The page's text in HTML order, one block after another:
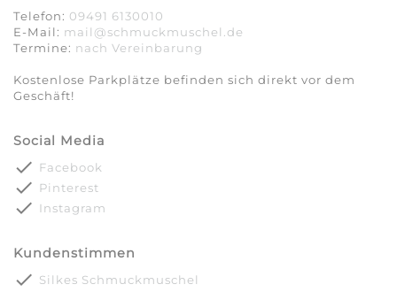
Telefon: 09491 6130010
E-Mail: mail@schmuckmuschel.de
Termine: nach Vereinbarung​​​​​​​
Kostenlose Parkplätze befinden sich direkt vor dem
Geschäft!
Social Media
done Facebook
done Pinterest
done Instagram
Kundenstimmen
done Silkes Schmuckmuschel